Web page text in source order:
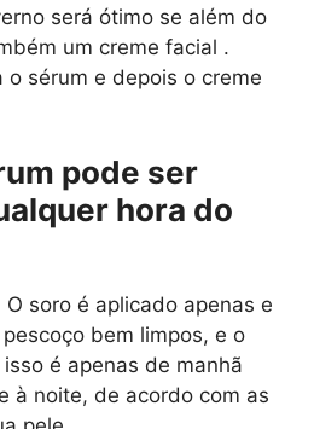
será ótimo se além do
um creme facial .
o sérum e depois o creme
pode ser
hora do
soro é aplicado apenas e
bem limpos, e o
é apenas de manhã
à noite, de acordo com as